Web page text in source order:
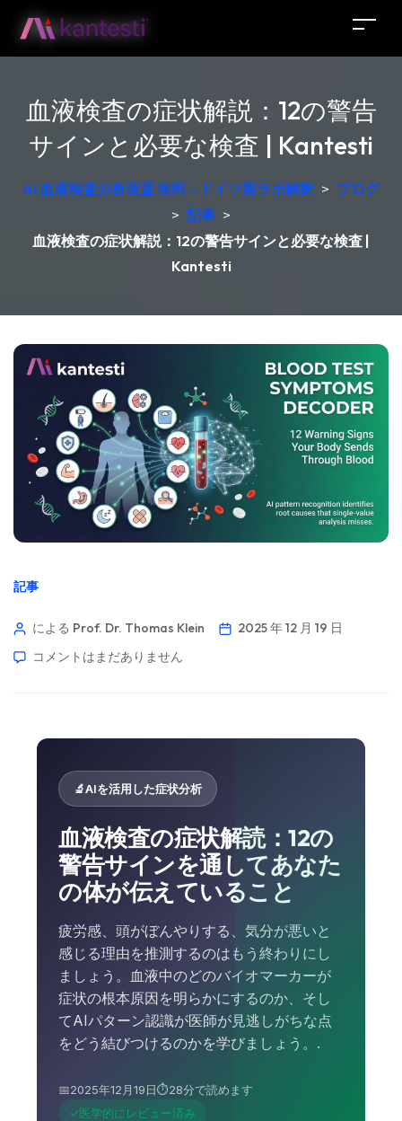
血液検査の症状解説：12の警告
サインと必要な検査 | Kantesti
AI 血液検査分析装置 無料 – ドイツ製ラボ解釈 > ブログ
> 記事 >
血液検査の症状解説：12の警告サインと必要な検査 |
Kantesti
記事
による Prof. Dr. Thomas Klein
2025 年 12 月 19 日
コメントはまだありません
🔬AIを活用した症状分析
血液検査の症状解読：12の
警告サインを通してあなた
の体が伝えていること
疲労感、頭がぼんやりする、気分が悪いと
感じる理由を推測するのはもう終わりにし
ましょう。血液中のどのバイオマーカーが
症状の根本原因を明らかにするのか、そし
てAIパターン認識が医師が見逃しがちな点
をどう結びつけるのかを学びましょう。.
📅2025年12月19日⏱️28分で読めます
✓医学的にレビュー済み